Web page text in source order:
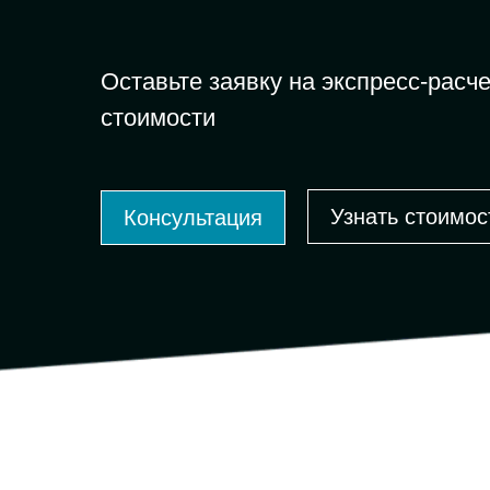
Консультация Узнать
Оставьте заявку на экспресс-
стоимости